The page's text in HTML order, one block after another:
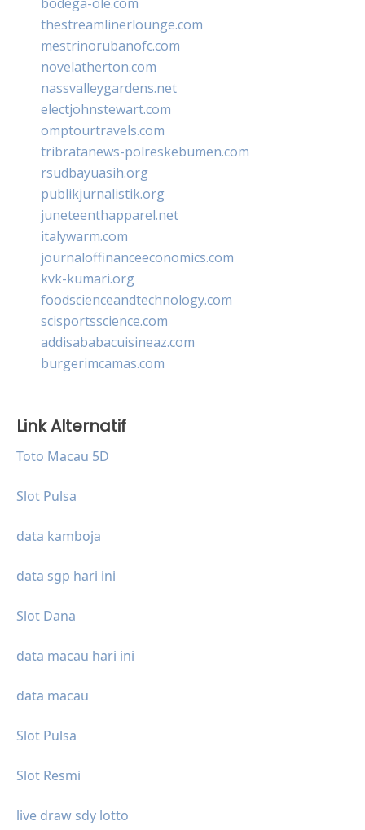
thestreamlinerlounge.com
mestrinorubanofc.com
novelatherton.com
nassvalleygardens.net
electjohnstewart.com
omptourtravels.com
tribratanews-polreskebumen.com
rsudbayuasih.org
publikjurnalistik.org
juneteenthapparel.net
italywarm.com
journaloffinanceeconomics.com
kvk-kumari.org
foodscienceandtechnology.com
scisportsscience.com
addisababacuisineaz.com
burgerimcamas.com
Link Alternatif
Toto Macau 5D
Slot Pulsa
data kamboja
data sgp hari ini
Slot Dana
data macau hari ini
data macau
Slot Pulsa
Slot Resmi
live draw sdy lotto